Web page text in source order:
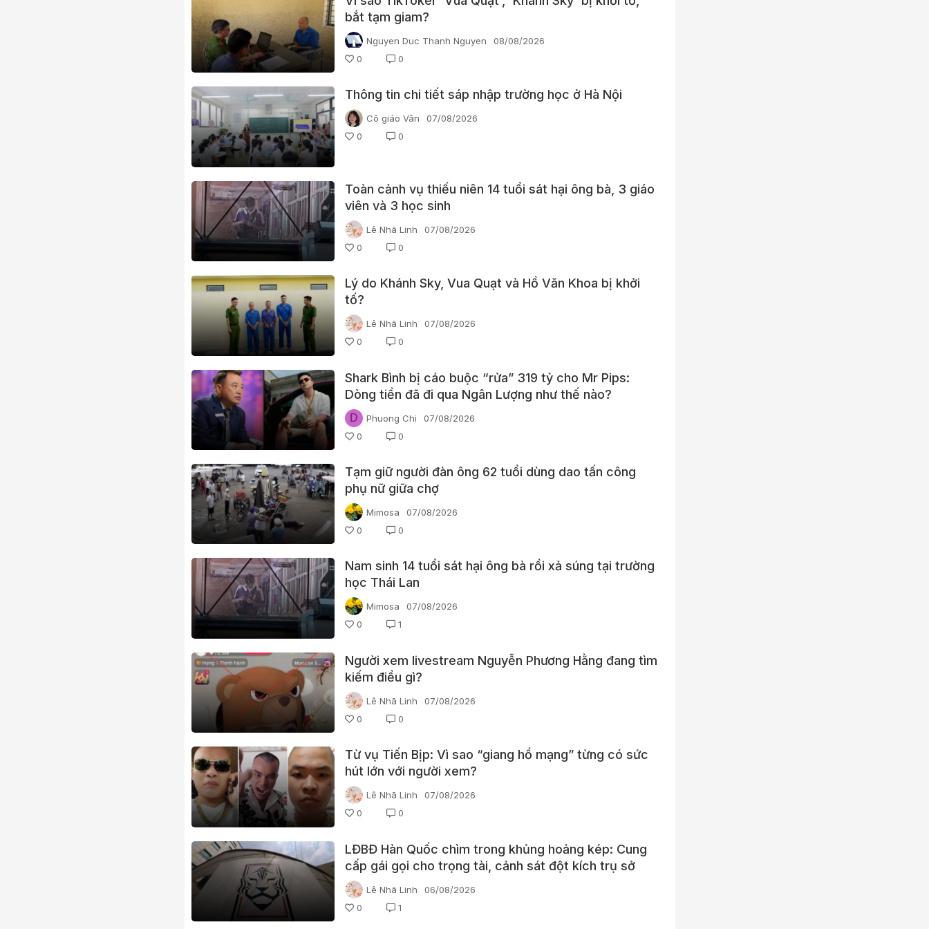
bắt tạm giam?
Nguyen Duc Thanh Nguyen
08/08/2026
0
0
Thông tin chi tiết sáp nhập trường học ở Hà Nội
Cô giáo Vân
07/08/2026
0
0
Toàn cảnh vụ thiếu niên 14 tuổi sát hại ông bà, 3 giáo
viên và 3 học sinh
Lê Nhã Linh
07/08/2026
0
0
Lý do Khánh Sky, Vua Quạt và Hồ Văn Khoa bị khởi
tố?
Lê Nhã Linh
07/08/2026
0
0
Shark Bình bị cáo buộc “rửa” 319 tỷ cho Mr Pips:
Dòng tiền đã đi qua Ngân Lượng như thế nào?
D Phuong Chi
07/08/2026
0
0
Tạm giữ người đàn ông 62 tuổi dùng dao tấn công
phụ nữ giữa chợ
Mimosa
07/08/2026
0
0
Nam sinh 14 tuổi sát hại ông bà rồi xả súng tại trường
học Thái Lan
Mimosa
07/08/2026
0
1
Người xem livestream Nguyễn Phương Hằng đang tìm
kiếm điều gì?
Lê Nhã Linh
07/08/2026
0
0
Từ vụ Tiến Bịp: Vì sao “giang hồ mạng” từng có sức
hút lớn với người xem?
Lê Nhã Linh
07/08/2026
0
0
LĐBĐ Hàn Quốc chìm trong khủng hoảng kép: Cung
cấp gái gọi cho trọng tài, cảnh sát đột kích trụ sở
Lê Nhã Linh
06/08/2026
0
1